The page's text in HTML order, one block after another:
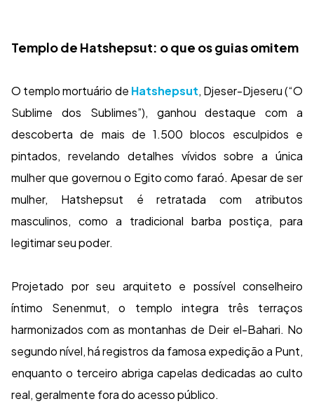
Templo de Hatshepsut: o que os guias omitem
O templo mortuário de Hatshepsut, Djeser-Djeseru (“O
Sublime dos Sublimes”), ganhou destaque com a
descoberta de mais de 1.500 blocos esculpidos e
pintados, revelando detalhes vívidos sobre a única
mulher que governou o Egito como faraó. Apesar de ser
mulher, Hatshepsut é retratada com atributos
masculinos, como a tradicional barba postiça, para
legitimar seu poder.
Projetado por seu arquiteto e possível conselheiro
íntimo Senenmut, o templo integra três terraços
harmonizados com as montanhas de Deir el-Bahari. No
segundo nível, há registros da famosa expedição a Punt,
enquanto o terceiro abriga capelas dedicadas ao culto
real, geralmente fora do acesso público.